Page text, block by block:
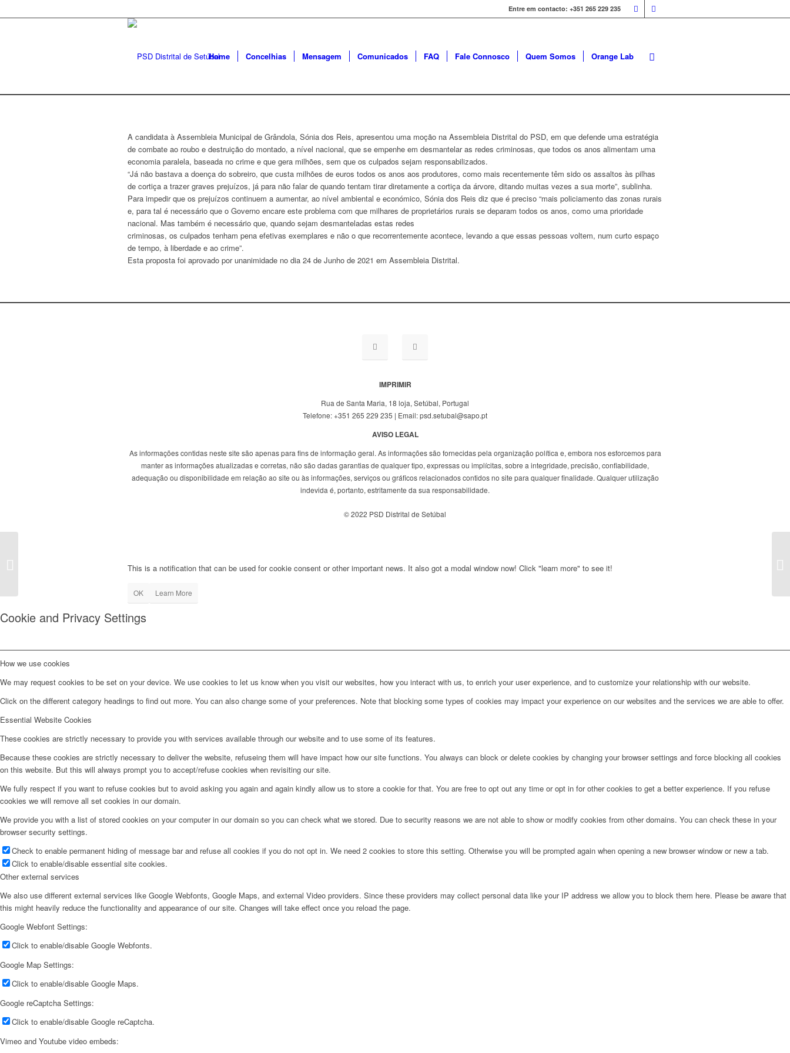
Entre em contacto: +351 265 229 235
Home Concelhias Mensagem Comunicados FAQ Fale Connosco Quem Somos Orange Lab
A candidata à Assembleia Municipal de Grândola, Sónia dos Reis, apresentou uma moção na Assembleia Distrital do PSD, em que defende uma estratégia
de combate ao roubo e destruição do montado, a nível nacional, que se empenhe em desmantelar as redes criminosas, que todos os anos alimentam uma
economia paralela, baseada no crime e que gera milhões, sem que os culpados sejam responsabilizados.
“Já não bastava a doença do sobreiro, que custa milhões de euros todos os anos aos produtores, como mais recentemente têm sido os assaltos às pilhas
de cortiça a trazer graves prejuízos, já para não falar de quando tentam tirar diretamente a cortiça da árvore, ditando muitas vezes a sua morte”, sublinha.
Para impedir que os prejuízos continuem a aumentar, ao nível ambiental e económico, Sónia dos Reis diz que é preciso “mais policiamento das zonas rurais
e, para tal é necessário que o Governo encare este problema com que milhares de proprietários rurais se deparam todos os anos, como uma prioridade
nacional. Mas também é necessário que, quando sejam desmanteladas estas redes
criminosas, os culpados tenham pena efetivas exemplares e não o que recorrentemente acontece, levando a que essas pessoas voltem, num curto espaço
de tempo, à liberdade e ao crime”.
Esta proposta foi aprovado por unanimidade no dia 24 de Junho de 2021 em Assembleia Distrital.
IMPRIMIR
Rua de Santa Maria, 18 loja, Setúbal, Portugal
Telefone: +351 265 229 235 | Email: psd.setubal@sapo.pt
AVISO LEGAL
As informações contidas neste site são apenas para fins de informação geral. As informações são fornecidas pela organização política e, embora nos esforcemos para
manter as informações atualizadas e corretas, não são dadas garantias de qualquer tipo, expressas ou implícitas, sobre a integridade, precisão, confiabilidade,
adequação ou disponibilidade em relação ao site ou às informações, serviços ou gráficos relacionados contidos no site para qualquer finalidade. Qualquer utilização
indevida é, portanto, estritamente da sua responsabilidade.
© 2022 PSD Distrital de Setúbal
This is a notification that can be used for cookie consent or other important news. It also got a modal window now! Click "learn more" to see it!
OK Learn More
Cookie and Privacy Settings
How we use cookies
We may request cookies to be set on your device. We use cookies to let us know when you visit our websites, how you interact with us, to enrich your user experience, and to customize your relationship with our website.
Click on the different category headings to find out more. You can also change some of your preferences. Note that blocking some types of cookies may impact your experience on our websites and the services we are able to offer.
Essential Website Cookies
These cookies are strictly necessary to provide you with services available through our website and to use some of its features.
Because these cookies are strictly necessary to deliver the website, refuseing them will have impact how our site functions. You always can block or delete cookies by changing your browser settings and force blocking all cookies
on this website. But this will always prompt you to accept/refuse cookies when revisiting our site.
We fully respect if you want to refuse cookies but to avoid asking you again and again kindly allow us to store a cookie for that. You are free to opt out any time or opt in for other cookies to get a better experience. If you refuse
cookies we will remove all set cookies in our domain.
We provide you with a list of stored cookies on your computer in our domain so you can check what we stored. Due to security reasons we are not able to show or modify cookies from other domains. You can check these in your
browser security settings.
Check to enable permanent hiding of message bar and refuse all cookies if you do not opt in. We need 2 cookies to store this setting. Otherwise you will be prompted again when opening a new browser window or new a tab.
Click to enable/disable essential site cookies.
Other external services
We also use different external services like Google Webfonts, Google Maps, and external Video providers. Since these providers may collect personal data like your IP address we allow you to block them here. Please be aware that
this might heavily reduce the functionality and appearance of our site. Changes will take effect once you reload the page.
Google Webfont Settings:
Click to enable/disable Google Webfonts.
Google Map Settings:
Click to enable/disable Google Maps.
Google reCaptcha Settings:
Click to enable/disable Google reCaptcha.
Vimeo and Youtube video embeds: